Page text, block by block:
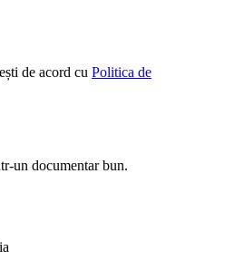
de acord cu Politica de
un documentar bun.